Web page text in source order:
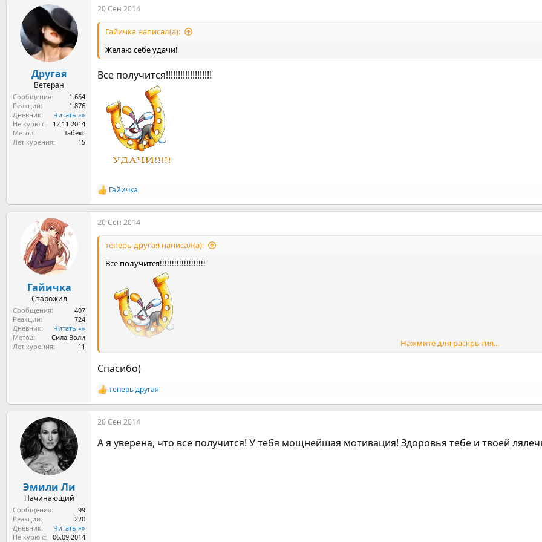
к
и
Другая
Ветеран
Сообщения
1.664
Реакции
1.876
Дневник
Читать »»
Не курю с
12.11.2014
Метод
Табекс
Лет курения
15
20 Сен 2014
Гайичка написал(а):
Желаю себе удачи!
Все получится!!!!!!!!!!!!!!!!!!!
Р
е
а
к
и
Гайичка
Гайичка
Старожил
Сообщения
407
Реакции
724
Дневник
Читать »»
Метод
Сила Воли
Лет курения
11
20 Сен 2014
теперь другая написал(а):
Все получится!!!!!!!!!!!!!!!!!!!
Нажмите для раскрытия...
Спасибо)
Р
е
а
к
и
теперь другая
Эмили Ли
Начинающий
Сообщения
99
Реакции
220
Дневник
Читать »»
Не курю с
06.09.2014
20 Сен 2014
А я уверена, что все получится! У тебя мощнейшая мотивация! Здоровья тебе и твоей